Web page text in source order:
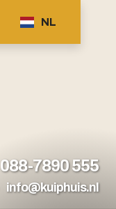
NL
088-7890 555
info@kuiphuis.nl